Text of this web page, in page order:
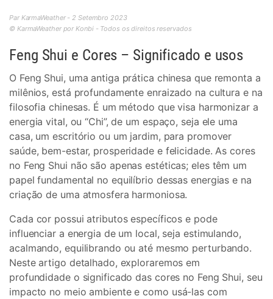
Par KarmaWeather - 2 Setembro 2023
© KarmaWeather por Konbi - Todos os direitos reservados
Feng Shui e Cores – Significado e usos
O Feng Shui, uma antiga prática chinesa que remonta a
milênios, está profundamente enraizado na cultura e na
filosofia chinesas. É um método que visa harmonizar a
energia vital, ou “Chi”, de um espaço, seja ele uma
casa, um escritório ou um jardim, para promover
saúde, bem-estar, prosperidade e felicidade. As cores
no Feng Shui não são apenas estéticas; eles têm um
papel fundamental no equilíbrio dessas energias e na
criação de uma atmosfera harmoniosa.
Cada cor possui atributos específicos e pode
influenciar a energia de um local, seja estimulando,
acalmando, equilibrando ou até mesmo perturbando.
Neste artigo detalhado, exploraremos em
profundidade o significado das cores no Feng Shui, seu
impacto no meio ambiente e como usá-las com